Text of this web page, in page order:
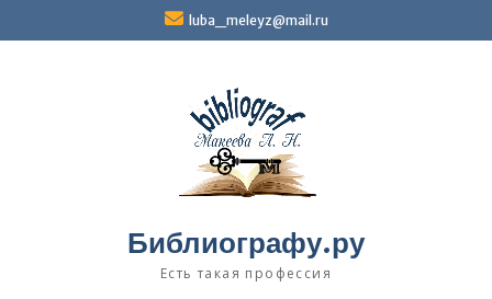
luba_meleyz@mail.ru
Библиографу.ру
Есть такая профессия